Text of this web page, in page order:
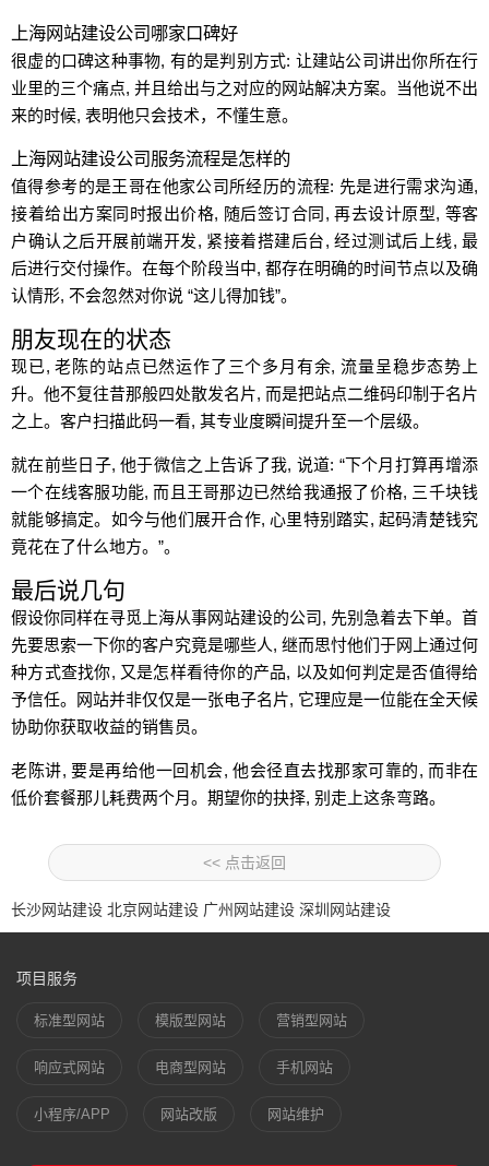
上海网站建设公司哪家口碑好
很虚的口碑这种事物, 有的是判别方式: 让建站公司讲出你所在行
业里的三个痛点, 并且给出与之对应的网站解决方案。当他说不出
来的时候, 表明他只会技术，不懂生意。
上海网站建设公司服务流程是怎样的
值得参考的是王哥在他家公司所经历的流程: 先是进行需求沟通,
接着给出方案同时报出价格, 随后签订合同, 再去设计原型, 等客
户确认之后开展前端开发, 紧接着搭建后台, 经过测试后上线, 最
后进行交付操作。在每个阶段当中, 都存在明确的时间节点以及确
认情形, 不会忽然对你说 “这儿得加钱”。
朋友现在的状态
现已, 老陈的站点已然运作了三个多月有余, 流量呈稳步态势上
升。他不复往昔那般四处散发名片, 而是把站点二维码印制于名片
之上。客户扫描此码一看, 其专业度瞬间提升至一个层级。
就在前些日子, 他于微信之上告诉了我, 说道: “下个月打算再增添
一个在线客服功能, 而且王哥那边已然给我通报了价格, 三千块钱
就能够搞定。如今与他们展开合作, 心里特别踏实, 起码清楚钱究
竟花在了什么地方。”。
最后说几句
假设你同样在寻觅上海从事网站建设的公司, 先别急着去下单。首
先要思索一下你的客户究竟是哪些人, 继而思忖他们于网上通过何
种方式查找你, 又是怎样看待你的产品, 以及如何判定是否值得给
予信任。网站并非仅仅是一张电子名片, 它理应是一位能在全天候
协助你获取收益的销售员。
老陈讲, 要是再给他一回机会, 他会径直去找那家可靠的, 而非在
低价套餐那儿耗费两个月。期望你的抉择, 别走上这条弯路。
<< 点击返回
长沙网站建设 北京网站建设 广州网站建设 深圳网站建设
项目服务
标准型网站 模版型网站 营销型网站
响应式网站 电商型网站 手机网站
小程序/APP 网站改版 网站维护